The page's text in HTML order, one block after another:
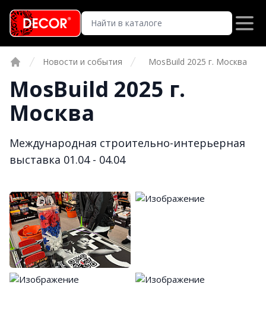
Новости и события MosBuild 2025 г. Москва
MosBuild 2025 г.
Москва
Международная строительно-интерьерная
выставка 01.04 - 04.04